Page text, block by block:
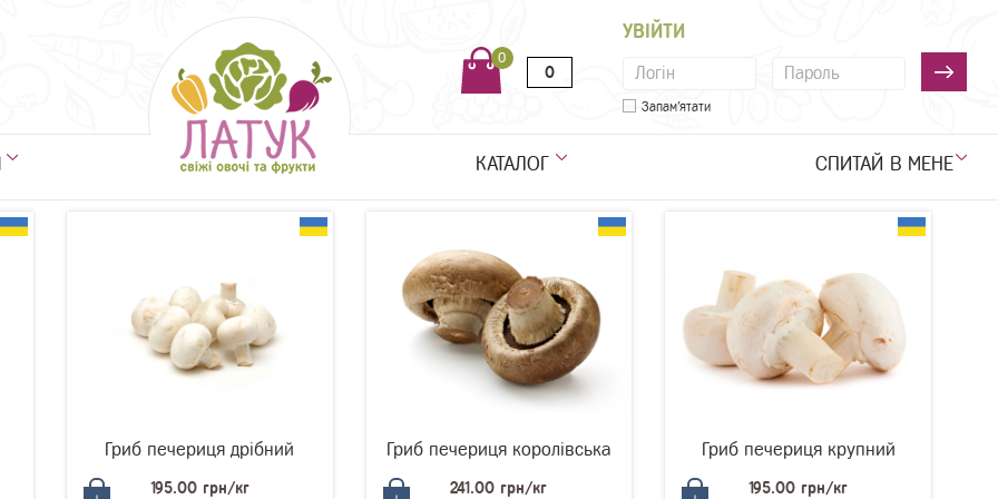
0
0
УВІЙТИ
Запам'ятати
КАТАЛОГ СПИТАЙ В МЕНЕ
Гриб печериця дрібний
195.00 грн/кг
Гриб печериця королівська
241.00 грн/кг
Гриб печериця крупний
195.00 грн/кг